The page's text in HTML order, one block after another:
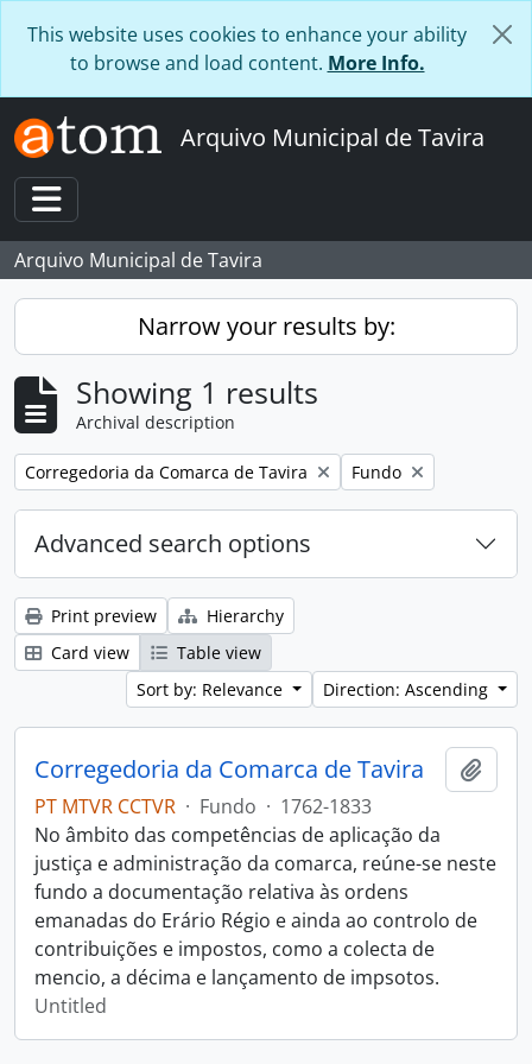
This website uses cookies to enhance your ability
to browse and load content. More Info.
Arquivo Municipal de Tavira
Toggle navigation
Arquivo Municipal de Tavira
Narrow your results by:
Showing 1 results
Archival description
Remove filter:
Corregedoria da Comarca de Tavira Remove filter:
Fundo
Advanced search options
Print preview
Hierarchy
Card view
Table view
Sort by: Relevance
Direction: Ascending
Corregedoria da Comarca de Tavira
PT MTVR CCTVR · Fundo · 1762-1833
No âmbito das competências de aplicação da
justiça e administração da comarca, reúne-se neste
fundo a documentação relativa às ordens
emanadas do Erário Régio e ainda ao controlo de
contribuições e impostos, como a colecta de
mencio, a décima e lançamento de impsotos.
Untitled